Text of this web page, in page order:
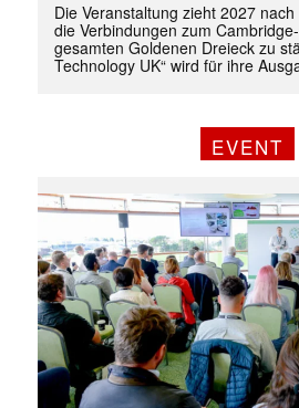
Die Veranstaltung zieht 2027
die Verbindungen zum
gesamten Goldenen Dreieck zu
Technology UK“ wird für ihre
EVENT